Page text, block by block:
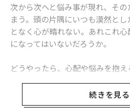
次から次へと悩み事が現れ、その
まう。頭の片隅にいつも漠然と
となく心が晴れない。あれこれ心
になってはいないだろうか。
どうやったら、心配や悩みを抱
さまざまな悩みの正体は「妄
想をできるだけ減らすことが、
続きを見る